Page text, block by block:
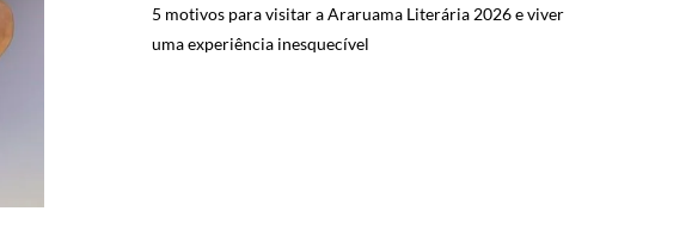
5 motivos para visitar a Araruama Literária 2026 e viver
uma experiência inesquecível